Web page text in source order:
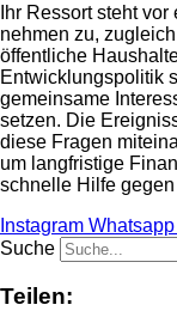
Ihr Ressort steht
nehmen zu,
öffentliche
Entwicklungspolitik
gemeinsame
setzen. Die
diese Fragen
um langfristige
schnelle Hilfe
Instagram Whatsapp
Suche
Teilen: